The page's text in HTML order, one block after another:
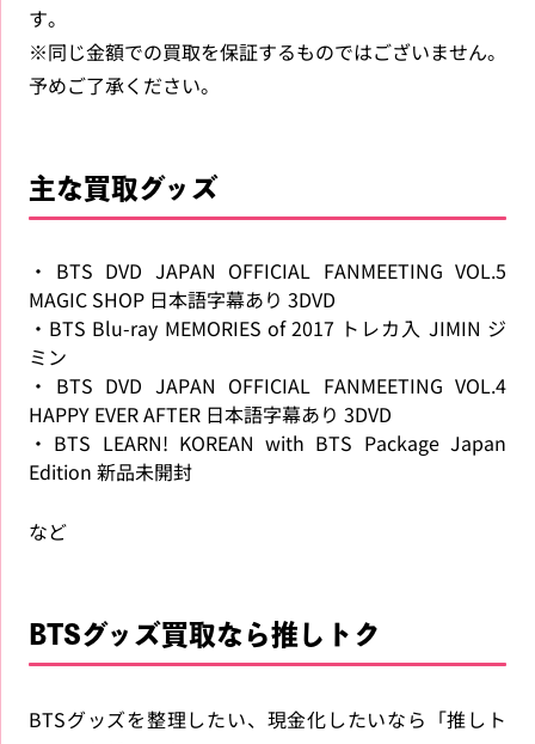
す。
※同じ金額での買取を保証するものではございません。
予めご了承ください。
主な買取グッズ
・BTS DVD JAPAN OFFICIAL FANMEETING VOL.5
MAGIC SHOP 日本語字幕あり 3DVD
・BTS Blu-ray MEMORIES of 2017 トレカ入 JIMIN ジ
ミン
・BTS DVD JAPAN OFFICIAL FANMEETING VOL.4
HAPPY EVER AFTER 日本語字幕あり 3DVD
・BTS LEARN! KOREAN with BTS Package Japan
Edition 新品未開封
など
BTSグッズ買取なら推しトク
BTSグッズを整理したい、現金化したいなら「推しト